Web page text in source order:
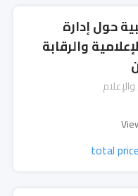
حول إدارة
والرقابة
total price